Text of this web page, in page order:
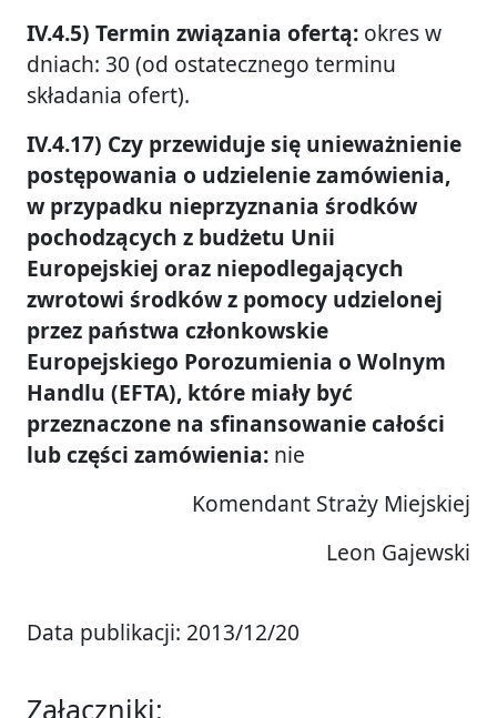
IV.4.5) Termin związania ofertą: okres w
dniach: 30 (od ostatecznego terminu
składania ofert).
IV.4.17) Czy przewiduje się unieważnienie
postępowania o udzielenie zamówienia,
w przypadku nieprzyznania środków
pochodzących z budżetu Unii
Europejskiej oraz niepodlegających
zwrotowi środków z pomocy udzielonej
przez państwa członkowskie
Europejskiego Porozumienia o Wolnym
Handlu (EFTA), które miały być
przeznaczone na sfinansowanie całości
lub części zamówienia: nie
Komendant Straży Miejskiej
Leon Gajewski
Data publikacji: 2013/12/20
Załączniki: